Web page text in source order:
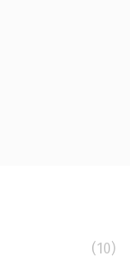
(10)